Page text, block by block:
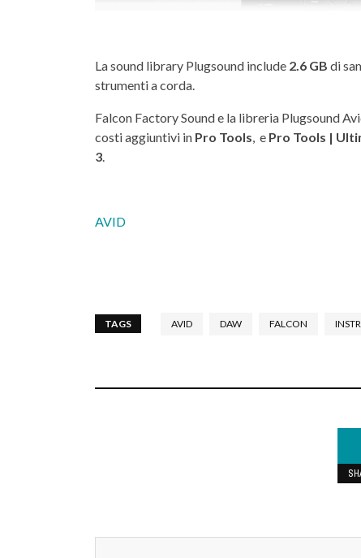
La sound library Plugsound include 2.6 GB di
strumenti a corda.
Falcon Factory Sound e la libreria Plugsound
costi aggiuntivi in Pro Tools, e Pro Tools |
3.
AVID
TAGS AVID DAW FALCON